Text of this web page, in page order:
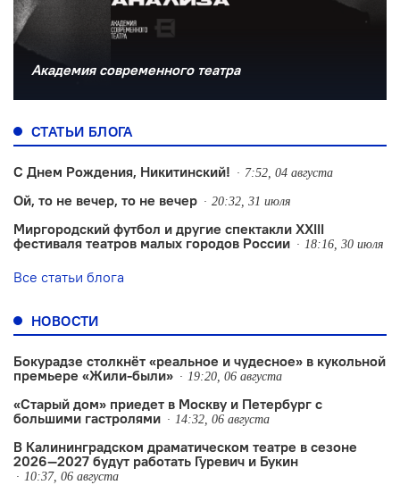
Академия современного театра
СТАТЬИ БЛОГА
С Днем Рождения, Никитинский! 7:52, 04 августа
Ой, то не вечер, то не вечер 20:32, 31 июля
Миргородский футбол и другие спектакли XXIII
фестиваля театров малых городов России
18:16, 30 июля
Все статьи блога
НОВОСТИ
Бокурадзе столкнëт «реальное и чудесное» в кукольной
премьере «Жили-были»
19:20, 06 августа
«Старый дом» приедет в Москву и Петербург с
большими гастролями
14:32, 06 августа
В Калининградском драматическом театре в сезоне
2026—2027 будут работать Гуревич и Букин
10:37, 06 августа